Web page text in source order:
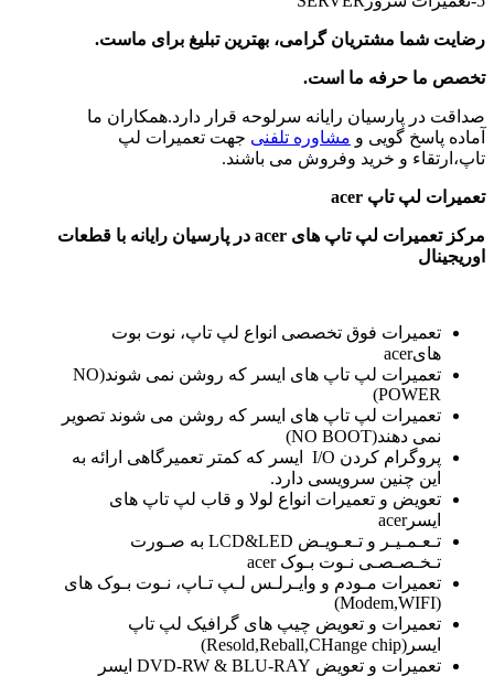
رضایت شما مشتریان گرامی، بهترین تبلیغ برای ماست.
تخصص ما حرفه ما است.
صداقت در پارسیان رایانه سرلوحه قرار دارد.همکاران ما
آماده پاسخ گویی و مشاوره تلفنی جهت تعمیرات لپ
تاپ،ارتقاء و خرید وفروش می باشند.
تعمیرات لپ تاپ
مرکز تعمیرات لپ تاپ های
acer در پارسیان رایانه با قطعات
اوریجینال
تعمیرات فوق تخصصی انواع لپ تاپ، نوت بوت
هایacer
تعمیرات لپ تاپ های ایسر که روشن نمی شوند(NO
POWER)
تعمیرات لپ تاپ های ایسر که روشن می شوند تصویر
نمی دهند(NO BOOT)
پروگرام کردن I/O ایسر که کمتر تعمیرگاهی ارائه به
این چنین سرویسی دارد.
تعویض و تعمیرات انواع لولا و قاب لپ تاپ های
ایسرacer
تـعـمـیـر و تـعـویـض LCD&LED به صـورت
تـخـصـصـی نـوت بـوک acer
تعمیرات مـودم و وایـرلـس لـپ تـاپ، نـوت بـوک های
(Modem,WIFI)
تعمیرات و تعویض چیپ های گرافیک لپ تاپ
ایسر(Resold,Reball,CHange chip)
تعمیرات و تعویض DVD-RW & BLU-RAY ایسر